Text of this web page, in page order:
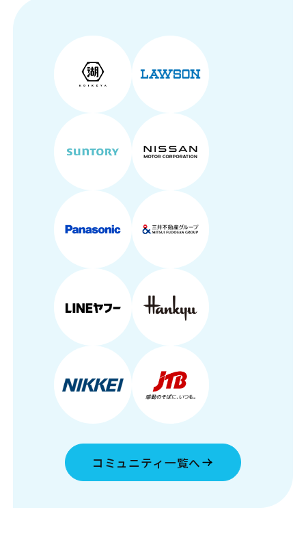
コミュニティ一覧へ